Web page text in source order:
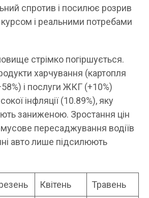
спротив і посилює розрив
і реальними потребами
стрімко погіршується.
харчування (картопля
і послуги ЖКГ (+10%)
інфляції (10.89%), яку
заниженою. Зростання цін
пересаджування водіїв
авто лише підсилюють
Квітень Травень